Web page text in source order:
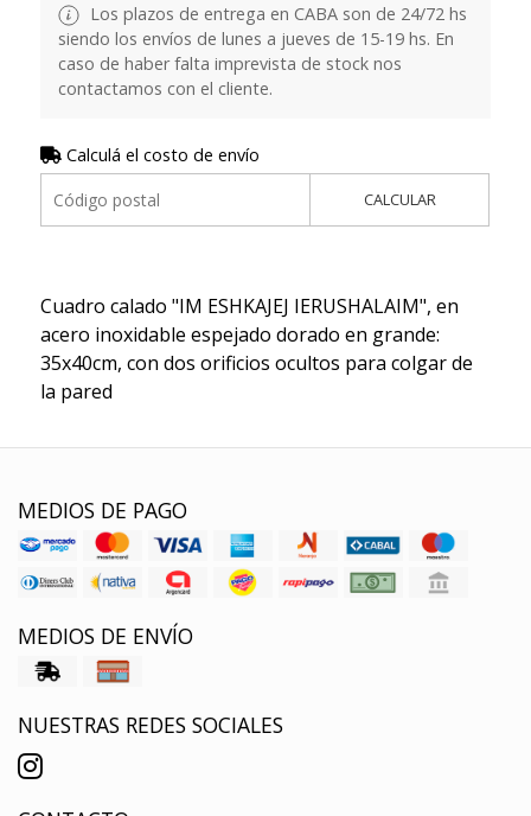
Los plazos de entrega en CABA son de 24/72 hs
siendo los envíos de lunes a jueves de 15-19 hs. En
caso de haber falta imprevista de stock nos
contactamos con el cliente.
Calculá el costo de envío
CALCULAR
Cuadro calado "IM ESHKAJEJ IERUSHALAIM", en
acero inoxidable espejado dorado en grande:
35x40cm, con dos orificios ocultos para colgar de
la pared
MEDIOS DE PAGO
MEDIOS DE ENVÍO
NUESTRAS REDES SOCIALES